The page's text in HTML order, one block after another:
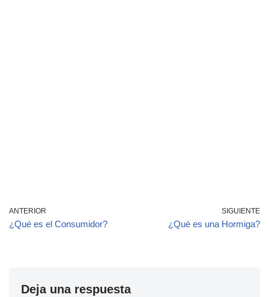
ANTERIOR
¿Qué es el Consumidor?
SIGUIENTE
¿Qué es una Hormiga?
Deja una respuesta